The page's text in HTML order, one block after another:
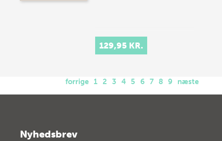
129,95 KR.
forrige 1 2 3 4 5 6 7 8 9 næste
Nyhedsbrev